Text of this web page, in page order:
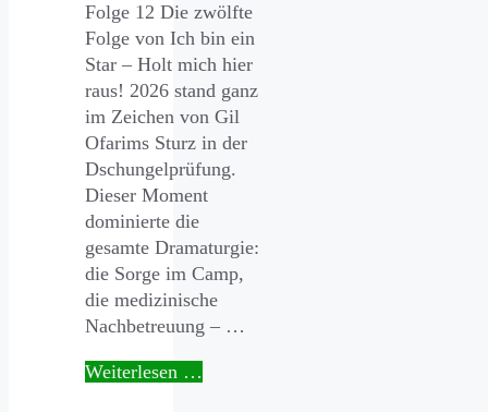
Folge 12 Die zwölfte
Folge von Ich bin ein
Star – Holt mich hier
raus! 2026 stand ganz
im Zeichen von Gil
Ofarims Sturz in der
Dschungelprüfung.
Dieser Moment
dominierte die
gesamte Dramaturgie:
die Sorge im Camp,
die medizinische
Nachbetreuung – …
Weiterlesen …